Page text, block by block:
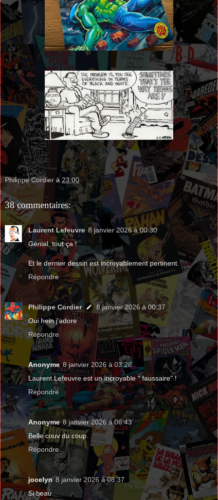
Philippe Cordier à 23:00
38 commentaires:
Laurent Lefeuvre 8 janvier 2026 à 00:30
Génial, tout ça !
Et le dernier dessin est incroyablement pertinent.
Répondre
Philippe Cordier
8 janvier 2026 à 00:37
Oui hein j'adore
Répondre
Anonyme 8 janvier 2026 à 03:28
Laurent Lefeuvre est un incroyable " faussaire" !
Répondre
Anonyme 8 janvier 2026 à 06:43
Belle couv du coup.
Répondre
jocelyn 8 janvier 2026 à 08:37
Si beau